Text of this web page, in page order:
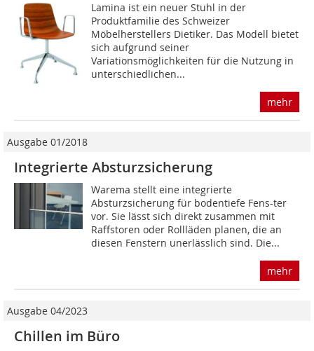
Lamina ist ein neuer Stuhl in der
Produktfamilie des Schweizer
Möbelherstellers Dietiker. Das Modell bietet
sich aufgrund seiner
Variationsmöglichkeiten für die Nutzung in
unterschiedlichen...
mehr
Ausgabe 01/2018
Integrierte Absturzsicherung
Warema stellt eine integrierte
Absturzsicherung für bodentiefe Fens-ter
vor. Sie lässt sich direkt zusammen mit
Raffstoren oder Rollläden planen, die an
diesen Fenstern unerlässlich sind. Die...
mehr
Ausgabe 04/2023
Chillen im Büro